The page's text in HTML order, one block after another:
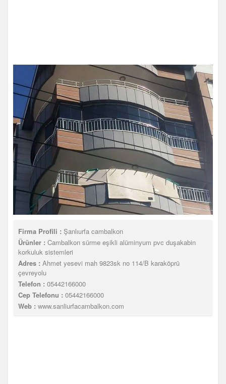
Firma Profili : Şanlıurfa cambalkon
Ürünler : Cambalkon sürme eşikli alüminyum pvc duşakabin
korkuluk sistemleri
Adres : Ahmet yesevi mah 9823sk no 114/B karaköprü
çevreyolu
Telefon : 05442166000
Cep Telefonu : 05442166000
Web : www.sanliurfacambalkon.com